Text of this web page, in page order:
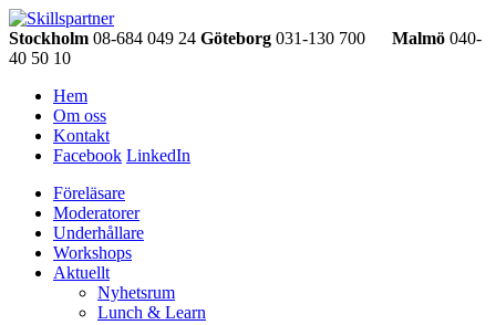
Stockholm 08-684 049 24 Göteborg 031-130 700 Malmö 040-
40 50 10
Hem
Om oss
Kontakt
Facebook LinkedIn
Föreläsare
Moderatorer
Underhållare
Workshops
Aktuellt
Nyhetsrum
Lunch & Learn